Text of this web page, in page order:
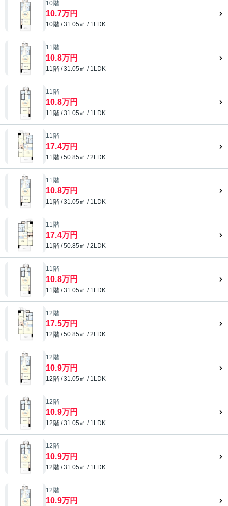
10階
10.7万円
10階 / 31.05㎡ / 1LDK
11階
10.8万円
11階 / 31.05㎡ / 1LDK
11階
10.8万円
11階 / 31.05㎡ / 1LDK
11階
17.4万円
11階 / 50.85㎡ / 2LDK
11階
10.8万円
11階 / 31.05㎡ / 1LDK
11階
17.4万円
11階 / 50.85㎡ / 2LDK
11階
10.8万円
11階 / 31.05㎡ / 1LDK
12階
17.5万円
12階 / 50.85㎡ / 2LDK
12階
10.9万円
12階 / 31.05㎡ / 1LDK
12階
10.9万円
12階 / 31.05㎡ / 1LDK
12階
10.9万円
12階 / 31.05㎡ / 1LDK
12階
10.9万円